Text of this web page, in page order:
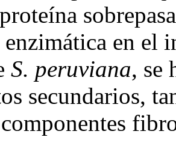
en el
S. peruviana, se
secundarios,